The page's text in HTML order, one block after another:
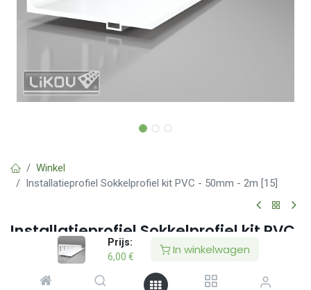
Prijs:
6,00 € In winkelwagen
Winkel
Installatieprofiel Sokkelprofiel kit PVC - 50mm - 2m [15]
Installatieprofiel Sokkelprofiel kit PVC
- 50mm - 2m [15]